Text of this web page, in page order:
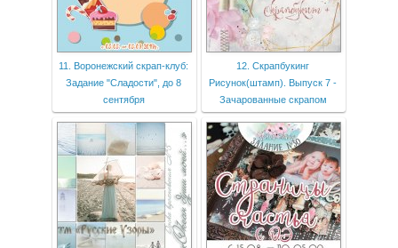
11. Воронежский скрап-клуб:
Задание "Сладости", до 8
сентября
12. Скрапбукинг
Рисунок(штамп). Выпуск 7 -
Зачарованные скрапом